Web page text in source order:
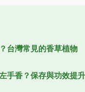
台灣常見的香草植物
手香？保存與功效提